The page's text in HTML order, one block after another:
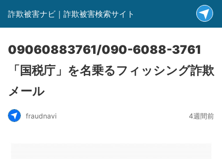
詐欺被害ナビ｜詐欺被害検索サイト
09060883761/090-6088-3761
「国税庁」を名乗るフィッシング詐欺
メール
fraudnavi 4週間前